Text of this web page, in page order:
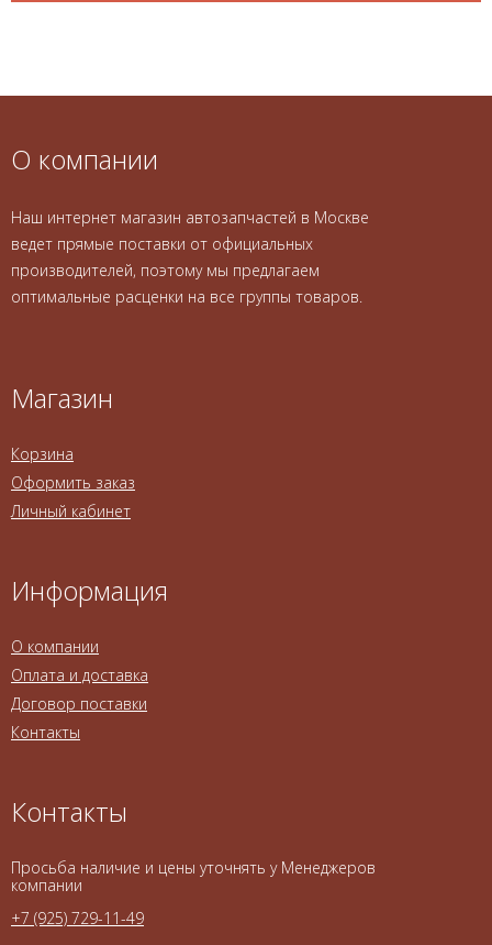
О компании
Наш интернет магазин автозапчастей в Москве
ведет прямые поставки от официальных
производителей, поэтому мы предлагаем
оптимальные расценки на все группы товаров.
Магазин
Корзина
Оформить заказ
Личный кабинет
Информация
О компании
Оплата и доставка
Договор поставки
Контакты
Контакты
Просьба наличие и цены уточнять у Менеджеров
компании
+7 (925) 729-11-49